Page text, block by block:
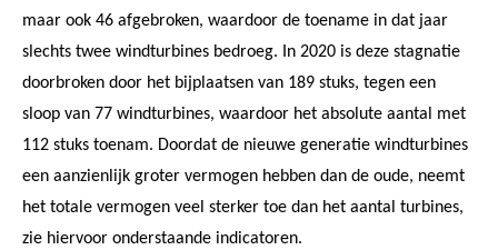
maar ook 46 afgebroken, waardoor de toename in dat jaar
slechts twee windturbines bedroeg. In 2020 is deze stagnatie
doorbroken door het bijplaatsen van 189 stuks, tegen een
sloop van 77 windturbines, waardoor het absolute aantal met
112 stuks toenam. Doordat de nieuwe generatie windturbines
een aanzienlijk groter vermogen hebben dan de oude, neemt
het totale vermogen veel sterker toe dan het aantal turbines,
zie hiervoor onderstaande indicatoren.